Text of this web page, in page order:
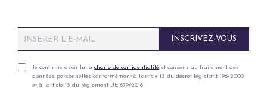
m
iP
Je confirme avoir lu la charte de confidentialité et consens au traitement des
données personnelles conformément à l'article 13 du décret législatif 196/2003
et à l'article 13 du règlement UE 679/2016.
INSCRIVEZ-VOUS